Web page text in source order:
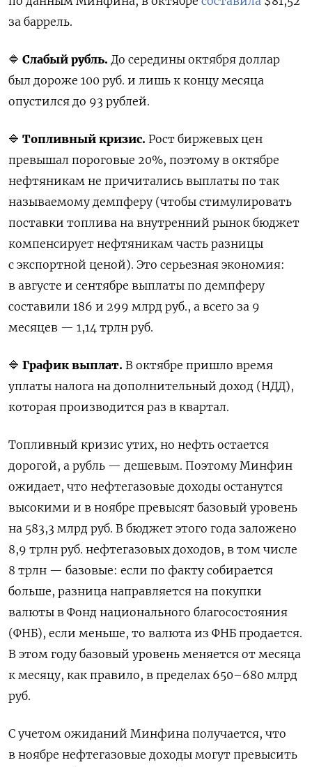
за баррель.
🔷 Слабый рубль. До середины октября доллар
был дороже 100 руб. и лишь к концу месяца
опустился до 93 рублей.
🔷 Топливный кризис. Рост биржевых цен
превышал пороговые 20%, поэтому в октябре
нефтяникам не причитались выплаты по так
называемому демпферу (чтобы стимулировать
поставки топлива на внутренний рынок бюджет
компенсирует нефтяникам часть разницы
с экспортной ценой). Это серьезная экономия:
в августе и сентябре выплаты по демпферу
составили 186 и 299 млрд руб., а всего за 9
месяцев — 1,14 трлн руб.
🔷 График выплат. В октябре пришло время
уплаты налога на дополнительный доход (НДД),
которая производится раз в квартал.
Топливный кризис утих, но нефть остается
дорогой, а рубль — дешевым. Поэтому Минфин
ожидает, что нефтегазовые доходы останутся
высокими и в ноябре превысят базовый уровень
на 583,3 млрд руб. В бюджет этого года заложено
8,9 трлн руб. нефтегазовых доходов, в том числе
8 трлн — базовые: если по факту собирается
больше, разница направляется на покупки
валюты в Фонд национального благосостояния
(ФНБ), если меньше, то валюта из ФНБ продается.
В этом году базовый уровень меняется от месяца
к месяцу, как правило, в пределах 650–680 млрд
руб.
С учетом ожиданий Минфина получается, что
в ноябре нефтегазовые доходы могут превысить